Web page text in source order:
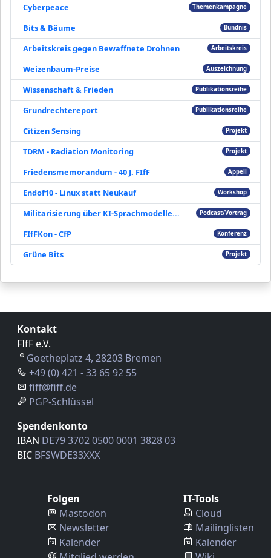
Cyberpeace Themenkampagne
Bits & Bäume Bündnis
Arbeitskreis gegen Bewaffnete Drohnen Arbeitskreis
Weizenbaum-Preise Auszeichnung
Wissenschaft & Frieden Publikationsreihe
Grundrechtereport Publikationsreihe
Citizen Sensing Projekt
TDRM - Radiation Monitoring Projekt
Friedensmemorandum - 40 J. FIfF Appell
Endof10 - Linux statt Neukauf Workshop
Militarisierung über KI-Sprachmodelle... Podcast/Vortrag
FIfFKon - CfP Konferenz
Grüne Bits Projekt
Kontakt
FIfF e.V.
Goetheplatz 4, 28203 Bremen
+49 (0) 421 - 33 65 92 55
fiff@fiff.de
PGP-Schlüssel
Spendenkonto
IBAN DE79 3702 0500 0001 3828 03
BIC BFSWDE33XXX
Folgen
Mastodon
Newsletter
Kalender
IT-Tools
Cloud
Mailinglisten
Kalender